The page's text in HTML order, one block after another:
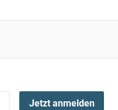
Jetzt anmelden